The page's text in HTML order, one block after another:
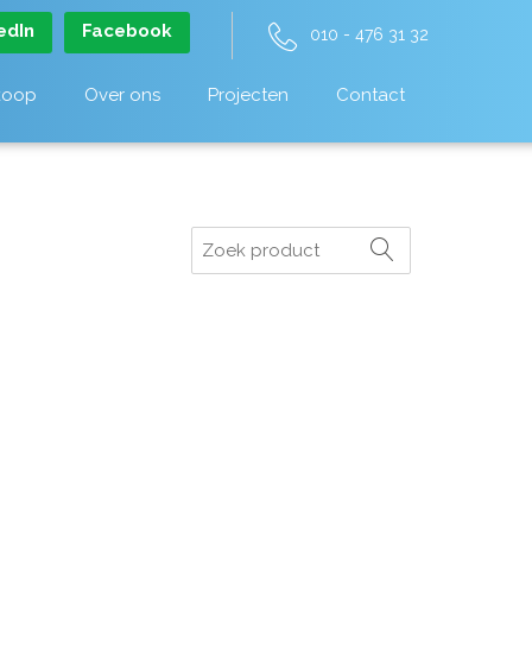
Facebook 010 - 476 31 32
Over ons Projecten Contact
Zoeken